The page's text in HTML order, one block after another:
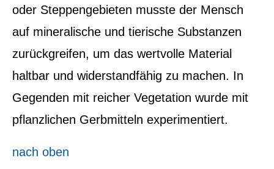
oder Steppengebieten musste der Mensch
auf mineralische und tierische Substanzen
zurückgreifen, um das wertvolle Material
haltbar und widerstandfähig zu machen. In
Gegenden mit reicher Vegetation wurde mit
pflanzlichen Gerbmitteln experimentiert.
nach oben